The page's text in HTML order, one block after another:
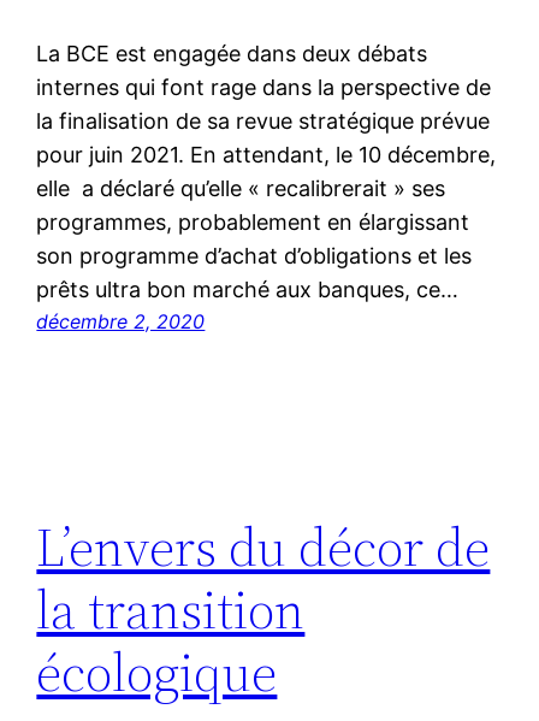
La BCE est engagée dans deux débats
internes qui font rage dans la perspective de
la finalisation de sa revue stratégique prévue
pour juin 2021. En attendant, le 10 décembre,
elle a déclaré qu’elle « recalibrerait » ses
programmes, probablement en élargissant
son programme d’achat d’obligations et les
prêts ultra bon marché aux banques, ce…
décembre 2, 2020
L’envers du décor de
la transition
écologique